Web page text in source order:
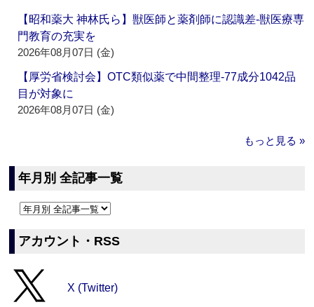
【昭和薬大 神林氏ら】獣医師と薬剤師に認識差‐獣医療専
門教育の充実を
2026年08月07日 (金)
【厚労省検討会】OTC類似薬で中間整理‐77成分1042品
目が対象に
2026年08月07日 (金)
もっと見る »
年月別 全記事一覧
アカウント・RSS
X (Twitter)